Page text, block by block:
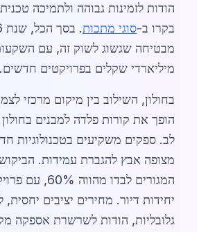
הודות לזמינות גבוהה ולתמיכה
בקרו ב-סוגי מתכות
.
מבטיחה שגשוג לשוק זה, עם
מיליארדי שקלים בפרויקטים חדשים.
בחולון, השילוב בין מיקום מרכזי
הופך את קורות פלדה למבנים
לב. ספקים משקיעים בטכנולוגיות
מצופה אבץ להגברת עמידות.
המגורים לבדו
יחידות דיור. מחירים יציבים יחסית,
גלובליות, הודות לשרשרת אספקה